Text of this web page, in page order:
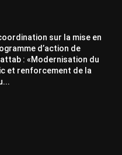
sur la mise en
d’action de
: «Modernisation du
et renforcement de la